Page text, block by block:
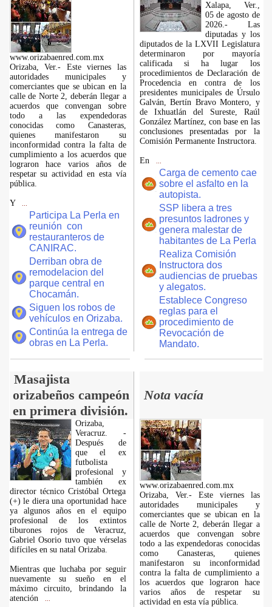
www.orizabaenred.com.mx
Orizaba, Ver.- Este viernes las
autoridades municipales y
comerciantes que se ubican en la
calle de Norte 2, deberán llegar a
acuerdos que convengan sobre
todo a las expendedoras
conocidas como Canasteras,
quienes manifestaron su
inconformidad contra la falta de
cumplimiento a los acuerdos que
lograron hace varios años de
respetar su actividad en esta vía
pública.
Y
Participa La Perla en
reunión con
restauranteros de
CANIRAC.
Derriban obra de
remodelacion del
parque central en
Chocamán.
Siguen los robos de
vehículos en Orizaba.
Continúa la entrega de
obras en La Perla.
Xalapa, Ver.,
05 de agosto de
2026.- Las
diputadas y los
diputados de la LXVII Legislatura
determinaron por mayoría
calificada si ha lugar los
procedimientos de Declaración de
Procedencia en contra de los
presidentes municipales de Úrsulo
Galván, Bertín Bravo Montero, y
de Ixhuatlán del Sureste, Raúl
González Martínez, con base en las
conclusiones presentadas por la
Comisión Permanente Instructora.
En
Carga de cemento cae
sobre el asfalto en la
autopista.
SSP libera a tres
presuntos ladrones y
genera malestar de
habitantes de La Perla
Realiza Comisión
Instructora dos
audiencias de pruebas
y alegatos.
Establece Congreso
reglas para el
procedimiento de
Revocación de
Mandato.
Masajista
orizabeños campeón
en primera división.
Nota vacía
Orizaba,
Veracruz. -
Después de
que el ex
futbolista
profesional y
también ex
director técnico Cristóbal Ortega
(+) le diera una oportunidad hace
ya algunos años en el equipo
profesional de los extintos
tiburones rojos de Veracruz,
Gabriel Osorio tuvo que vérselas
difíciles en su natal Orizaba.
Mientras que luchaba por seguir
nuevamente su sueño en el
máximo circuito, brindando la
atención
www.orizabaenred.com.mx
Orizaba, Ver.- Este viernes las
autoridades municipales y
comerciantes que se ubican en la
calle de Norte 2, deberán llegar a
acuerdos que convengan sobre
todo a las expendedoras conocidas
como Canasteras, quienes
manifestaron su inconformidad
contra la falta de cumplimiento a
los acuerdos que lograron hace
varios años de respetar su
actividad en esta vía pública.